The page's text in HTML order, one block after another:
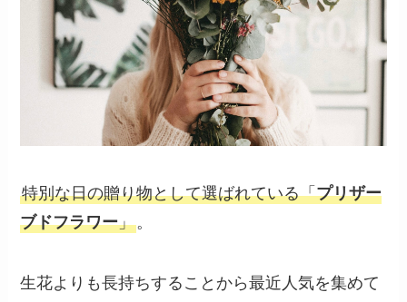
特別な日の贈り物として選ばれている「プリザー
ブドフラワー」。
生花よりも長持ちすることから最近人気を集めて